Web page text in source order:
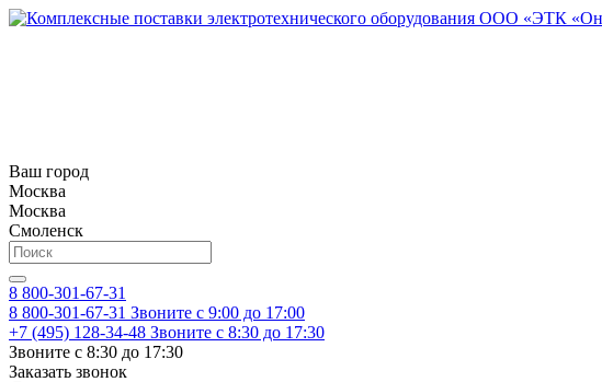
Ваш город
Москва
Москва
Смоленск
8 800-301-67-31
8 800-301-67-31 Звоните с 9:00 до 17:00
+7 (495) 128-34-48 Звоните с 8:30 до 17:30
Звоните с 8:30 до 17:30
Заказать звонок